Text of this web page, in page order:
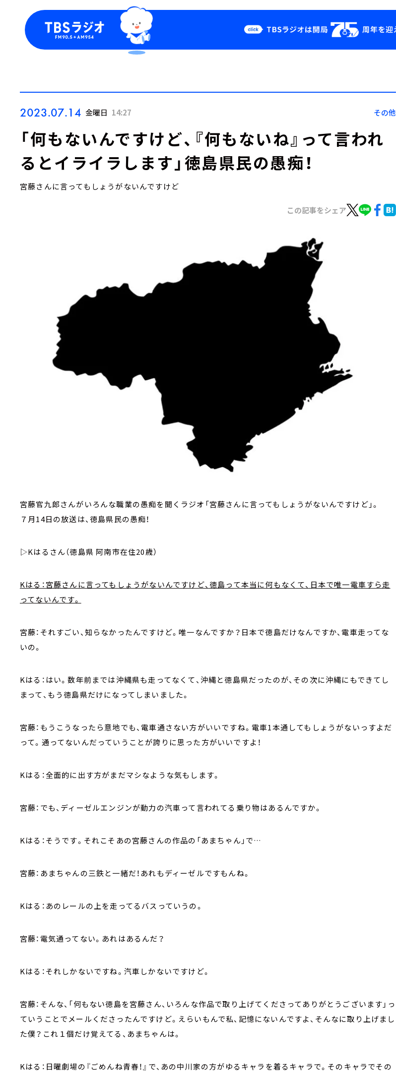
Podcast
YouTube
2023.07.14 金曜日 14:27 その他
「何もないんですけど、『何もないね』って言われ
るとイライラします」徳島県民の愚痴！
宮藤さんに言ってもしょうがないんですけど
この記事をシェア
宮藤官九郎さんがいろんな職業の愚痴を聞くラジオ「宮藤さんに言ってもしょうがないんですけど」。
７月14日の放送は、徳島県民の愚痴！
▷Kはるさん（徳島県 阿南市在住20歳）
Kはる：宮藤さんに言ってもしょうがないんですけど、徳島って本当に何もなくて、日本で唯一電車すら走
ってないんです。
宮藤：それすごい、知らなかったんですけど。唯一なんですか？日本で徳島だけなんですか、電車走ってな
いの。
Kはる：はい。数年前までは沖縄県も走ってなくて、沖縄と徳島県だったのが、その次に沖縄にもできてし
まって、もう徳島県だけになってしまいました。
宮藤：もうこうなったら意地でも、電車通さない方がいいですね。電車1本通してもしょうがないっすよだ
って。通ってないんだっていうことが誇りに思った方がいいですよ！
Kはる：全面的に出す方がまだマシなような気もします。
宮藤：でも、ディーゼルエンジンが動力の汽車って言われてる乗り物はあるんですか。
Kはる：そうです。それこそあの宮藤さんの作品の「あまちゃん」で…
宮藤：あまちゃんの三鉄と一緒だ！あれもディーゼルですもんね。
Kはる：あのレールの上を走ってるバスっていうの。
宮藤：電気通ってない。あれはあるんだ？
Kはる：それしかないですね。汽車しかないですけど。
宮藤：そんな、「何もない徳島を宮藤さん、いろんな作品で取り上げてくださってありがとうございます」っ
ていうことでメールくださったんですけど。えらいもんで私、記憶にないんですよ、そんなに取り上げまし
た僕？これ１個だけ覚えてる、あまちゃんは。
Kはる：日曜劇場の『ごめんね青春！』で、あの中川家の方がゆるキャラを着るキャラで。そのキャラでその